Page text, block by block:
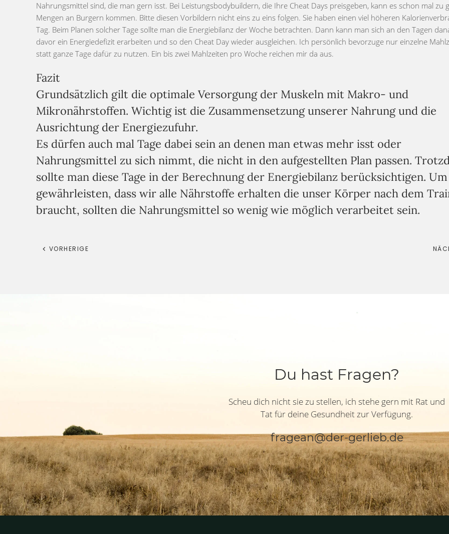
Nahrungsmittel sind, die man gern isst. Bei Leistungsbodybuildern, die Ihre Cheat Days preisgeben, kann es schon mal zu
Mengen an Burgern kommen. Bitte diesen Vorbildern nicht eins zu eins folgen. Sie haben einen viel höheren
Tag. Beim Planen solcher Tage sollte man die Energiebilanz der Woche betrachten. Dann kann man sich an den Tagen
davor ein Energiedefizit erarbeiten und so den Cheat Day wieder ausgleichen. Ich persönlich bevorzuge nur einzelne
statt ganze Tage dafür zu nutzen. Ein bis zwei Mahlzeiten pro Woche reichen mir da aus.
Fazit
Grundsätzlich gilt die optimale Versorgung der Muskeln mit Makro- und
Mikronährstoffen. Wichtig ist die Zusammensetzung unserer Nahrung und die
Ausrichtung der Energiezufuhr.
Es dürfen auch mal Tage dabei sein an denen man etwas mehr isst oder
Nahrungsmittel zu sich nimmt, die nicht in den aufgestellten Plan passen.
sollte man diese Tage in der Berechnung der Energiebilanz berücksichtigen.
gewährleisten, dass wir alle Nährstoffe erhalten die unser Körper nach dem
braucht, sollten die Nahrungsmittel so wenig wie möglich verarbeitet sein.
VORHERIGE
Du hast Fragen?
Scheu dich nicht sie zu stellen, ich stehe gern mit Rat und
Tat für deine Gesundheit zur Verfügung.
fragean@der-gerlieb.de